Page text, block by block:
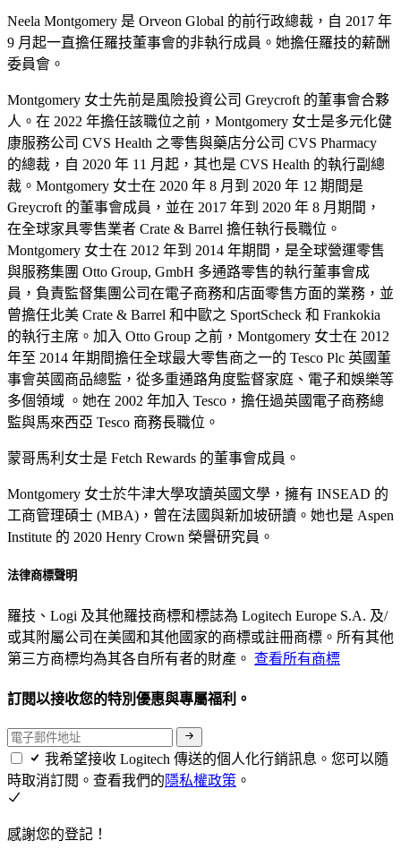
Neela Montgomery 是 Orveon Global 的前行政總裁，自 2017 年
9 月起一直擔任羅技董事會的非執行成員。她擔任羅技的薪酬
委員會。
Montgomery 女士先前是風險投資公司 Greycroft 的董事會合夥
人。在 2022 年擔任該職位之前，Montgomery 女士是多元化健
康服務公司 CVS Health 之零售與藥店分公司 CVS Pharmacy
的總裁，自 2020 年 11 月起，其也是 CVS Health 的執行副總
裁。Montgomery 女士在 2020 年 8 月到 2020 年 12 期間是
Greycroft 的董事會成員，並在 2017 年到 2020 年 8 月期間，
在全球家具零售業者 Crate & Barrel 擔任執行長職位。
Montgomery 女士在 2012 年到 2014 年期間，是全球營運零售
與服務集團 Otto Group, GmbH 多通路零售的執行董事會成
員，負責監督集團公司在電子商務和店面零售方面的業務，並
曾擔任北美 Crate & Barrel 和中歐之 SportScheck 和 Frankokia
的執行主席。加入 Otto Group 之前，Montgomery 女士在 2012
年至 2014 年期間擔任全球最大零售商之一的 Tesco Plc 英國董
事會英國商品總監，從多重通路角度監督家庭、電子和娛樂等
多個領域 。她在 2002 年加入 Tesco，擔任過英國電子商務總
監與馬來西亞 Tesco 商務長職位。
蒙哥馬利女士是 Fetch Rewards 的董事會成員。
Montgomery 女士於牛津大學攻讀英國文學，擁有 INSEAD 的
工商管理碩士 (MBA)，曾在法國與新加坡研讀。她也是 Aspen
Institute 的 2020 Henry Crown 榮譽研究員。
法律商標聲明
羅技、Logi 及其他羅技商標和標誌為 Logitech Europe S.A. 及/
或其附屬公司在美國和其他國家的商標或註冊商標。所有其他
第三方商標均為其各自所有者的財產。 查看所有商標
訂閱以接收您的特別優惠與專屬福利。
我希望接收 Logitech 傳送的個人化行銷訊息。您可以隨
時取消訂閱。查看我們的隱私權政策 。
感謝您的登記！